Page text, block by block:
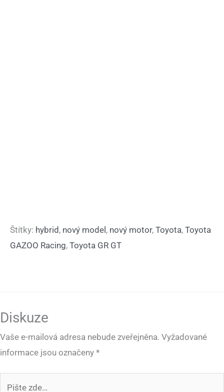
Štítky: hybrid , nový model , nový motor, Toyota, Toyota
GAZOO Racing, Toyota GR GT
Diskuze
Vaše e-mailová adresa nebude zveřejněna. Vyžadované
informace jsou označeny *